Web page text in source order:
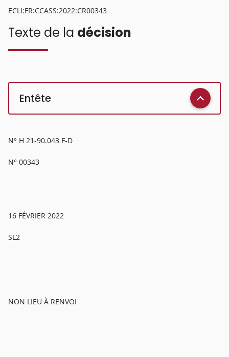
ECLI:FR:CCASS:2022:CR00343
Texte de la décision
Entête
N° H 21-90.043 F-D
N° 00343
16 FÉVRIER 2022
SL2
NON LIEU À RENVOI